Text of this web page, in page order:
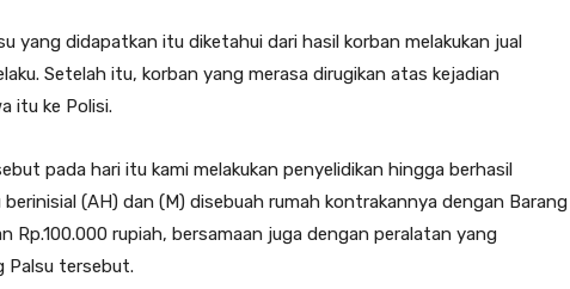
yang didapatkan itu diketahui dari hasil korban melakukan jual
Setelah itu, korban yang merasa dirugikan atas kejadian
itu ke Polisi.
pada hari itu kami melakukan penyelidikan hingga berhasil
(AH) dan (M) disebuah rumah kontrakannya dengan Barang
Rp.100.000 rupiah, bersamaan juga dengan peralatan yang
Palsu tersebut.